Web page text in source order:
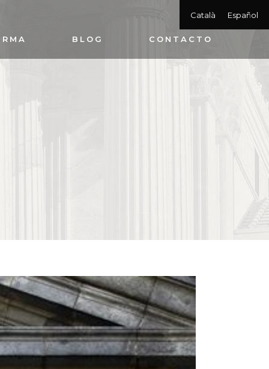
Català Español
BLOG CONTACTO